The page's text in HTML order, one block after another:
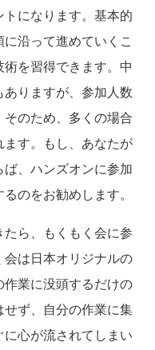
になります。基本的
沿って進めていくこ
を習得できます。中
りますが、参加人数
のため、多くの場合
す。もし、あなたが
、ハンズオンに参加
のをお勧めします。
ら、もくもく会に参
は日本オリジナルの
業に没頭するだけの
ず、自分の作業に集
心が流されてしまい